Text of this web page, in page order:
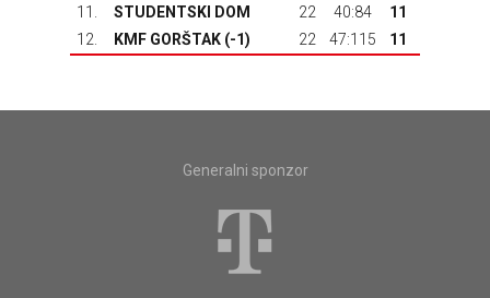
11.
STUDENTSKI DOM 22 40:84
11
12.
KMF GORŠTAK (-1) 22 47:115 11
Generalni sponzor